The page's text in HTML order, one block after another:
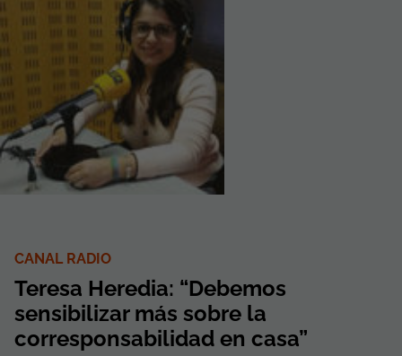
CANAL RADIO
Teresa Heredia: “Debemos
sensibilizar más sobre la
corresponsabilidad en casa”